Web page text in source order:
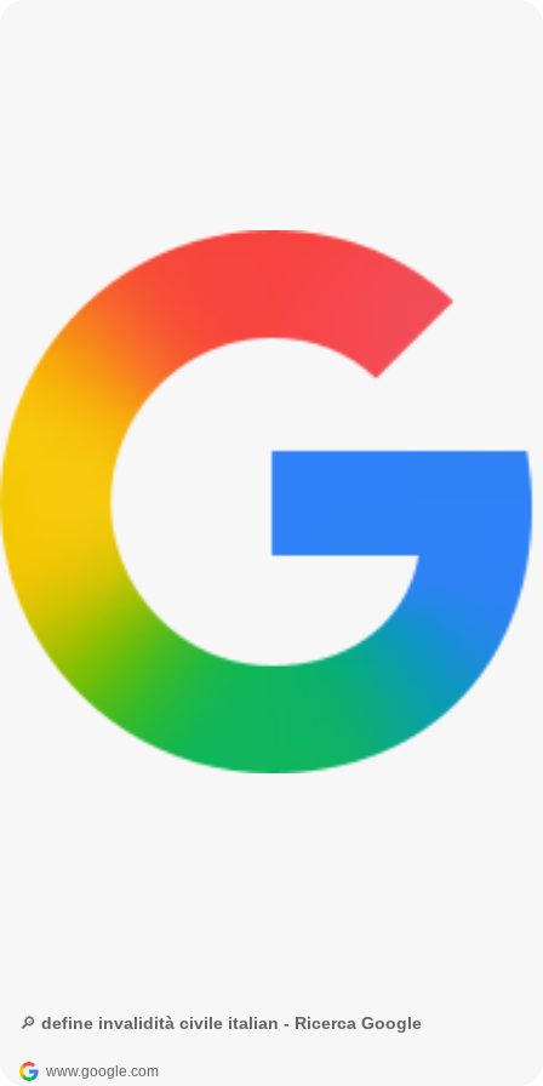
🔎 define invalidità civile italian - Ricerca Google
www.google.com